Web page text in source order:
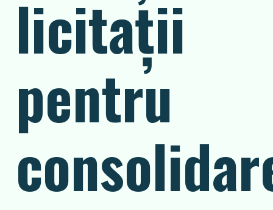
licitații
pentru